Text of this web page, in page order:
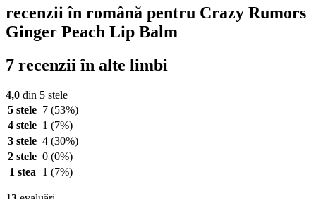
recenzii în română pentru Crazy Rumors
Ginger Peach Lip Balm
7 recenzii în alte limbi
4,0 din 5 stele
5 stele 7 (53%)
4 stele 1 (7%)
3 stele 4 (30%)
2 stele 0 (0%)
1 stea
1 (7%)